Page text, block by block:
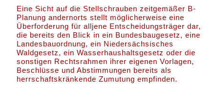
Eine Sicht auf die Stellschrauben zeitgemäßer B-
Planung andernorts stellt möglicherweise eine
Überforderung für alljene Entscheidungsträger dar,
die bereits den Blick in ein Bundesbaugesetz, eine
Landesbauordnung, ein Niedersächsisches
Waldgesetz, ein Wasserhaushaltsgesetz oder die
sonstigen Rechtsrahmen ihrer eigenen Vorlagen,
Beschlüsse und Abstimmungen bereits als
herrschaftskränkende Zumutung empfinden.